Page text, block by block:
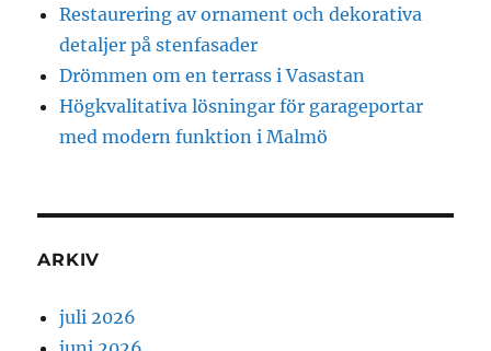
Restaurering av ornament och dekorativa
detaljer på stenfasader
Drömmen om en terrass i Vasastan
Högkvalitativa lösningar för garageportar
med modern funktion i Malmö
ARKIV
juli 2026